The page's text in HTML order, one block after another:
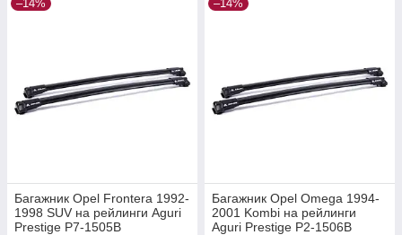
–14%
Багажник Opel Frontera 1992-
1998 SUV на рейлинги Aguri
Prestige P7-1505B
–14%
Багажник Opel Omega 1994-
2001 Kombi на рейлинги
Aguri Prestige P2-1506B